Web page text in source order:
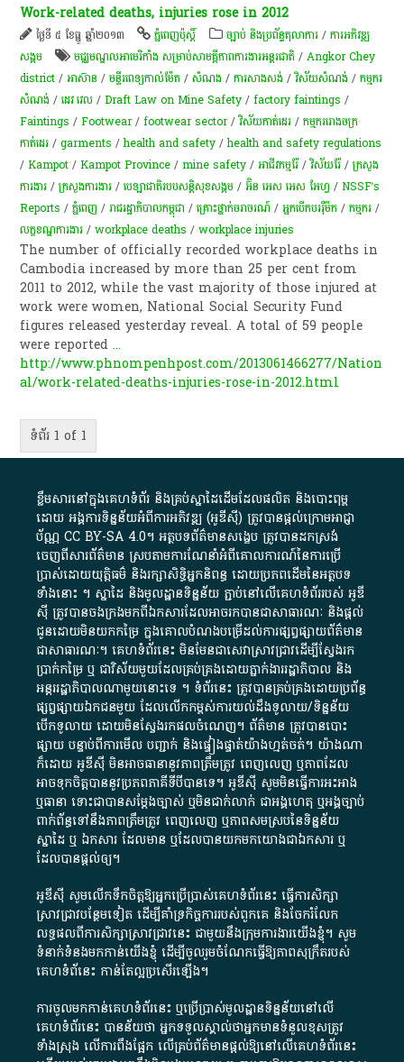
Work-related deaths, injuries rose in 2012
ថ្ងៃទី ៥ ខែធ្នូ ឆ្នាំ២០១៣ ភ្នំពេញប៉ុស្តិ៍ ច្បាប់ និងប្រព័ន្ធតុលាការ /ការ​អភិវឌ្ឍ​
សង្គម
មជ្ឈមណ្ឌល​អាមេរិកាំង សម្រាប់​សាមគ្គីភាព​ការងារ​អន្តរជាតិ/Angkor Chey
district /អាស៊ាន /មន្ទីរពេទ្យ​កាល់ម៉ែត​ /សំណង /ការសាងសង់ /វិស័យសំណង់ /កម្មករ
សំណង់ /ដេវ វេល /Draft Law on Mine Safety /factory faintings /
Faintings /Footwear/footwear sector/វិស័យ​កាត់ដេរ​ /កម្មករ​រោងចក្រ​
កាត់ដេរ​ /garments /health and safety /health and safety regulations
/Kampot /Kampot Province /mine safety /អាជីវកម្ម​រ៉ែ​ /វិស័យរ៉ែ /ក្រសួង
ការងារ /ក្រសួងការងារ /​បេឡា​ជាតិ​របប​សន្តិ​សុខ​​សង្គម /អ៊ិន អេស អេស អែហ្វ /NSSF’s
Reports /ភ្នំពេញ /រាជរដ្ឋាភិបាលកម្ពុជា /គ្រោះថ្នាក់​ចរាចរណ៍​ /អ្នកបើកបររ៉ឺម៉ក /ក​ម្មករ​ /
លក្ខខណ្ឌ​ការងារ​ /workplace deaths /workplace injuries
The number of officially recorded workplace deaths in
Cambodia increased by more than 25 per cent from
2011 to 2012, while the vast majority of those injured at
work were women, National Social Security Fund
figures released yesterday reveal. A total of 59 people
were reported...
http://www.phnompenhpost.com/2013061466277/Nation
al/work-related-deaths-injuries-rose-in-2012.html
ទំព័រ 1 of 1
ខ្លឹមសារ​នៅ​ក្នុង​គេហទំព័រ និង​គ្រប់​ស្នា​ដៃ​ដើម​ដែល​ផលិត​ និង​បោះពុម្ព​
ដោយ​ អង្គការ​ទិន្នន័យ​អំពី​ការអភិវឌ្ឍ​​ (អូ​ឌី​ស៊ី)​ ត្រូវ​បាន​ផ្តល់​ក្រោម​អាជ្ញា
ប័ណ្ណ​CC BY-SA 4.0។​ អត្ថបទ​ព័ត៌មាន​សង្ខេប​ ត្រូវ​បាន​ដកស្រង់​
ចេញពី​សារព័ត៌មាន ស្របតាមការ​ណែនាំ​អំពី​គោលការណ៍​នៃ​ការ​ប្រើ
ប្រាស់​ដោយ​យុត្តិធម៌​ និង​រក្សាសិទ្ធិអ្នកនិពន្ធ ដោយ​ប្រភពដើម​នៃ​​អត្ថបទ
ទាំង​នោះ​ ។​ ស្នាដៃ​ និង​មូលដ្ឋាន​ទិន្នន័យ ​ភ្ជាប់​នៅ​លើ​គេហទំព័រ​របស់​ អូ​ឌី​
ស៊ី​ ត្រូវ​បាន​ចងក្រង​មក​ពី​ឯកសារ​ដែល​អាច​រក​បានជា​សាធារណៈ​ និង​ផ្តល់​
ជូន​ដោយ​មិន​យក​កម្រៃ​ ក្នុង​គោលបំណង​បម្រើ​ដល់ការ​ផ្សព្វផ្សាយ​ព័ត៌មាន​
ជា​សាធារណៈ​។​ គេហទំព័រ​នេះ​ មិនមែន​ជា​សេវា​ស្រាវជ្រាវ​ដើម្បី​ស្វែងរក
ប្រាក់​កម្រៃ​ ឬ​ ជា​វិស័យ​មួយ​ដែល​គ្រប់គ្រង​ដោយ​ភ្នាក់ងារ​រដ្ឋាភិបាល​ និង ​
អន្តររដ្ឋាភិបាល​ណាមួយ​នោះ​ទេ ​។​ ទំព័រ​នេះ​ ត្រូវ​បាន​គ្រប់គ្រង​ដោយ​ប្រព័ន្ធ​
ផ្សព្វផ្សាយ​ឯកជន​មួយ​ ដែល​លើកកម្ពស់​ការ​យល់​ដឹង​ទូលាយ​/​ទិន្នន័យ​
បើក​ទូលាយ​ ដោយ​មិនស្វែង​រក​ផល​ចំណេញ​។​ ព័ត៌មាន​ ត្រូវ​បាន​បោះ
ផ្សាយ​ បន្ទាប់​ពី​ការ​មើល​ បញ្ជាក់​ និង​ផ្ទៀងផ្ទាត់​យ៉ាង​ហ្មត់ចត់​។​ យ៉ាងណា​
ក៏​ដោយ​ អូ​ឌី​ស៊ី​ មិន​អាច​ធានា​នូវ​ភាព​ត្រឹមត្រូវ​ ពេញលេញ​ ឬ​ភាព​ដែល​
អាច​ទុកចិត្ត​បាននូវ​ប្រភព​ភាគី​ទី​បី​បាន​ទេ​។​ អូ​ឌី​ស៊ី​ សូម​មិន​ធ្វើការ​អះអាង​
ឬ​ធានា​ ទោះជា​បាន​សម្តែង​ច្បាស់​ ឬ​មិន​ជាក់លាក់​ ជា​អង្គហេតុ​ ឬ​អង្គច្បាប់​
ពាក់ព័ន្ធ​ទៅ​នឹង​ភាព​ត្រឹមត្រូវ​ ពេញលេញ​ ឬ​ភាព​សម​ស្រប​នៃ​ទិន្នន័យ​
ស្នាដៃ​ ឬ​ ឯកសារ​ ដែល​មាន​ ឬ​ដែល​បាន​យក​មក​យោង​ជា​ឯកសារ​ ឬ​
ដែល​បាន​ផ្តល់​ឲ្យ​។
អូឌីស៊ី សូមលើកទឹកចិត្តឱ្យអ្នកប្រើប្រាស់គេហទំព័រនេះ ធ្វើការសិក្សា
ស្រាវជ្រាវបន្ថែមទៀត ដើម្បីគាំទ្រកិច្ចការ​របស់ពួកគេ និងចែករំលែក
លទ្ធផលពីការសិក្សាស្រាវជ្រាវនេះ ជាមួយនឹងក្រុមការងារយើងខ្ញុំ។ សូម
ទំនាក់ទំនងមកកាន់យើងខ្ញុំ ដើម្បីចូលរួមចំណែកធ្វើឱ្យភាពសុក្រឹតរបស់
គេហទំព័នេះ កាន់តែល្អប្រសើរឡើង។
ការចូលមកកាន់គេហទំព័រនេះ ឬប្រើប្រាស់មូលដ្ឋានទិន្នន័យនៅលើ
គេហទំព័រនេះ បានន័យថា អ្នកទទួលស្គាល់ថាអ្នកមានទំនួលខុសត្រូវ
ទាំងស្រុង លើការពឹងផ្អែក លើគ្រប់ព័ត៌មានផ្តល់ឱ្យនៅលើគេហទំព័រនេះ